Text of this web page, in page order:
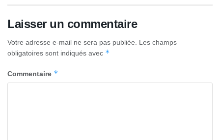
Laisser un commentaire
Votre adresse e-mail ne sera pas publiée.
Les champs
obligatoires sont indiqués avec *
Commentaire *